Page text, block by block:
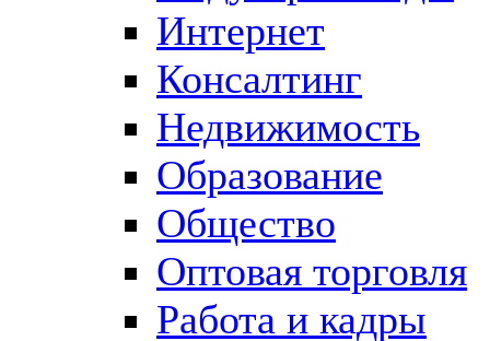
Интернет
Консалтинг
Недвижимость
Образование
Общество
Оптовая торговля
Работа и кадры